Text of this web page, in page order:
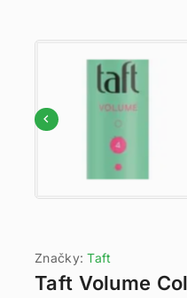
Značky:Taft
Taft Volume